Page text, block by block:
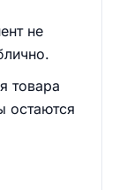
не
товара
остаются